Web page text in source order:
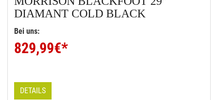
DIAMANT COLD BLACK
Bei uns:
829,99€*
DETAILS